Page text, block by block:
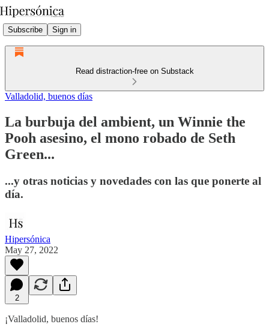
Subscribe Sign in
Read distraction-free on Substack
Valladolid, buenos días
La burbuja del ambient, un Winnie the
Pooh asesino, el mono robado de Seth
Green...
...y otras noticias y novedades con las que ponerte al
día.
Hipersónica
May 27, 2022
2
¡Valladolid, buenos días!